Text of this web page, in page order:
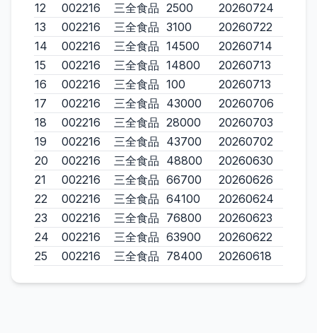
12
002216 三全食品 2500
20260724
13
002216 三全食品 3100
20260722
14
002216 三全食品 14500
20260714
15
002216 三全食品 14800
20260713
16
002216 三全食品 100
20260713
17
002216 三全食品 43000
20260706
18
002216 三全食品 28000
20260703
19
002216 三全食品 43700
20260702
20
002216 三全食品 48800
20260630
21
002216 三全食品 66700
20260626
22
002216 三全食品 64100
20260624
23
002216 三全食品 76800
20260623
24
002216 三全食品 63900
20260622
25
002216 三全食品 78400 20260618